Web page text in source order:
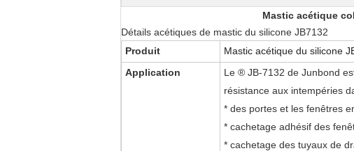
Mastic acétique
Détails acétiques de mastic du silicone JB7132
Produit
Mastic acétique du silicone
Application
Le ® JB-7132 de Junbond
résistance aux intempéries
* des portes et les fenêtres
* cachetage adhésif des
* cachetage des tuyaux de